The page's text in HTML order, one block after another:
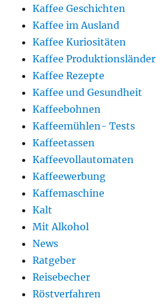
Kaffee Geschichten
Kaffee im Ausland
Kaffee Kuriositäten
Kaffee Produktionsländer
Kaffee Rezepte
Kaffee und Gesundheit
Kaffeebohnen
Kaffeemühlen- Tests
Kaffeetassen
Kaffeevollautomaten
Kaffeewerbung
Kaffemaschine
Kalt
Mit Alkohol
News
Ratgeber
Reisebecher
Röstverfahren